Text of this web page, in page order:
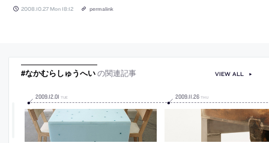
2008.10.27 Mon 18:12 permalink
#なかむらしゅうへいの関連記事
2009.12.01 TUE 2009.11 26 THU
VIEW ALL